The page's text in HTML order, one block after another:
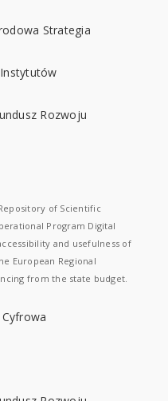
of Scientific
Program Digital
and usefulness of
European Regional
from the state budget.